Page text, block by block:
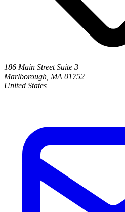
186 Main Street Suite 3
Marlborough, MA 01752
United States